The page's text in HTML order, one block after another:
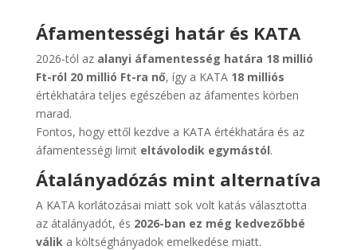
Áfamentességi határ és KATA
2026-tól az alanyi áfamentesség határa 18 millió
Ft-ról 20 millió Ft-ra nő, így a KATA 18 milliós
értékhatára teljes egészében az áfamentes körben
marad.
Fontos, hogy ettől kezdve a KATA értékhatára és az
áfamentességi limit eltávolodik egymástól.
Átalányadózás mint alternatíva
A KATA korlátozásai miatt sok volt katás választotta
az átalányadót, és 2026-ban ez még kedvezőbbé
válika költséghányadok emelkedése miatt.